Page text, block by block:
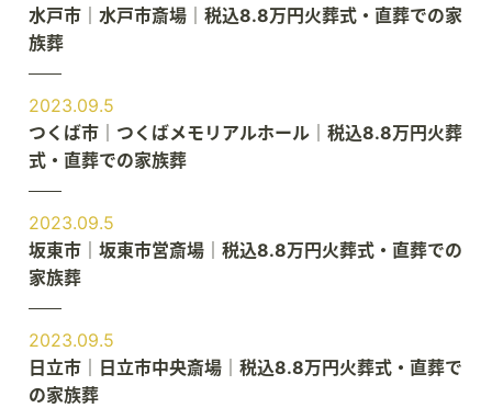
水戸市｜水戸市斎場｜税込8.8万円火葬式・直葬での家
族葬
2023.09.5
つくば市｜つくばメモリアルホール｜税込8.8万円火葬
式・直葬での家族葬
2023.09.5
坂東市｜坂東市営斎場｜税込8.8万円火葬式・直葬での
家族葬
2023.09.5
日立市｜日立市中央斎場｜税込8.8万円火葬式・直葬で
の家族葬